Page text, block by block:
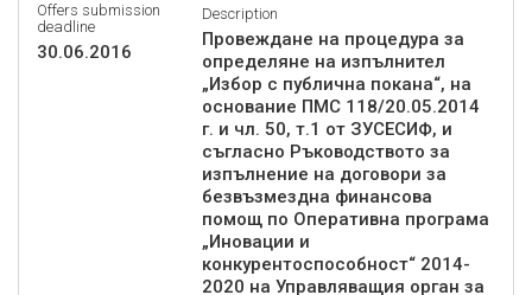
Offers submission
deadline
30.06.2016
Description
Провеждане на процедура за
определяне на изпълнител
„Избор с публична покана“, на
основание ПМС 118/20.05.2014
г. и чл. 50, т.1 от ЗУСЕСИФ, и
съгласно Ръководството за
изпълнение на договори за
безвъзмездна финансова
помощ по Оперативна програма
„Иновации и
конкурентоспособност“ 2014-
2020 на Управляващия орган за